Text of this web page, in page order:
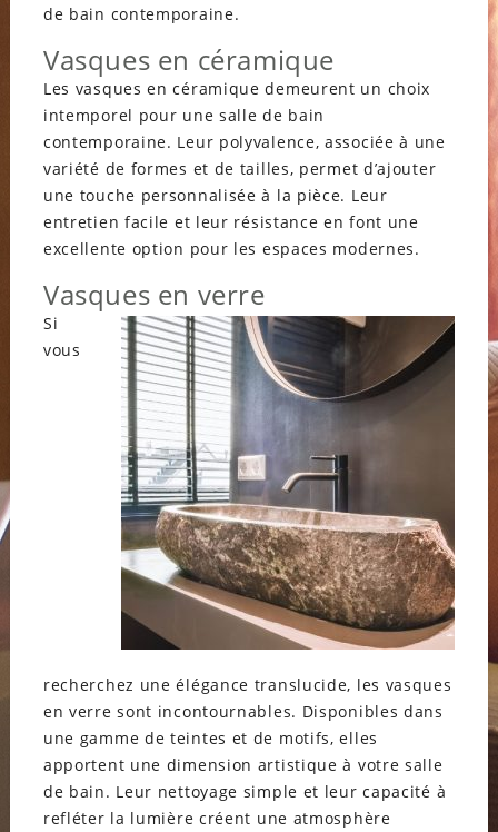
de bain contemporaine.
Vasques en céramique
Les vasques en céramique demeurent un choix
intemporel pour une salle de bain
contemporaine. Leur polyvalence, associée à une
variété de formes et de tailles, permet d’ajouter
une touche personnalisée à la pièce. Leur
entretien facile et leur résistance en font une
excellente option pour les espaces modernes.
Vasques en verre
Si
vous
recherchez une élégance translucide, les vasques
en verre sont incontournables. Disponibles dans
une gamme de teintes et de motifs, elles
apportent une dimension artistique à votre salle
de bain. Leur nettoyage simple et leur capacité à
refléter la lumière créent une atmosphère